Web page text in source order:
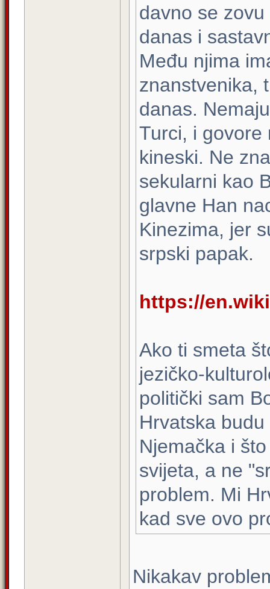
davno se
danas i
Među njima
znanstvenika,
danas.
Turci, i govore
kineski. Ne
sekularni kao
glavne Han
Kinezima, jer
srpski papak.
https://
Ako ti smeta
jezičko-
politički sam
Hrvatska
Njemačka i
svijeta, a ne
problem. Mi
kad sve ovo
Nikakav